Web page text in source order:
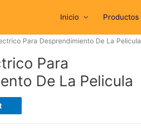
Inicio Productos
Para Desprendimiento De La Pelicula
Para
De La Pelicula